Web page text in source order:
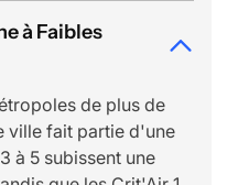
à Faibles
de plus de
ville fait partie d'une
à 5 subissent une